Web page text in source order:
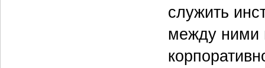
служить
между ними